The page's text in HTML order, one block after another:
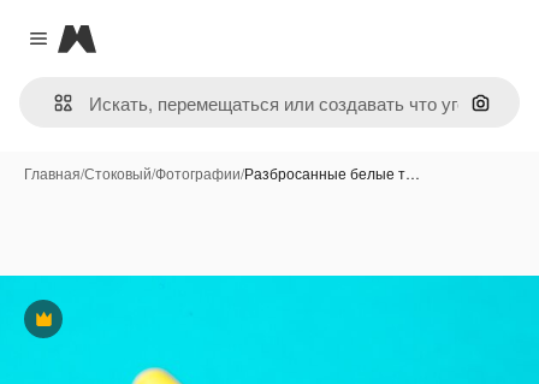
Close menu
Magnific
Поиск
Главная/Стоковый/Фотографии/Разбросанные белые т…
Премиум